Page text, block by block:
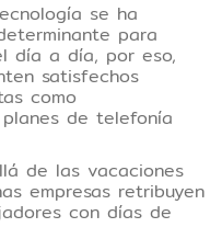
se ha
para
día a día, por eso,
satisfechos
como
de telefonía
de las vacaciones
empresas retribuyen
con días de